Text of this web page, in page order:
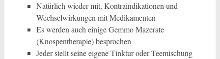
Natürlich wieder mit, Kontraindikationen und
Wechselwirkungen mit Medikamenten
Es werden auch einige Gemmo Mazerate
(Knospentherapie) besprochen
Jeder stellt seine eigene Tinktur oder Teemischung